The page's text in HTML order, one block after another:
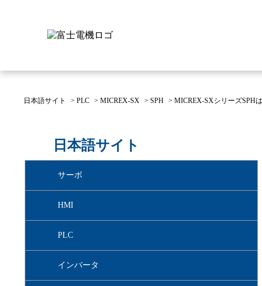
富士電機についてのトップ
へ
株主・投資家情報のトップ
へ
サステナビリティのトップ
へ
日本語サイト > PLC > MICREX-SX > SPH > MICREX-SXシリーズSPH
日本語サイト
サーボ
HMI
PLC
インバータ